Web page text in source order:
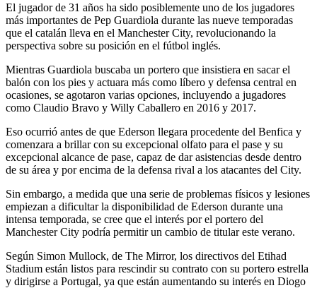
El jugador de 31 años ha sido posiblemente uno de los jugadores
más importantes de Pep Guardiola durante las nueve temporadas
que el catalán lleva en el Manchester City, revolucionando la
perspectiva sobre su posición en el fútbol inglés.
Mientras Guardiola buscaba un portero que insistiera en sacar el
balón con los pies y actuara más como líbero y defensa central en
ocasiones, se agotaron varias opciones, incluyendo a jugadores
como Claudio Bravo y Willy Caballero en 2016 y 2017.
Eso ocurrió antes de que Ederson llegara procedente del Benfica y
comenzara a brillar con su excepcional olfato para el pase y su
excepcional alcance de pase, capaz de dar asistencias desde dentro
de su área y por encima de la defensa rival a los atacantes del City.
Sin embargo, a medida que una serie de problemas físicos y lesiones
empiezan a dificultar la disponibilidad de Ederson durante una
intensa temporada, se cree que el interés por el portero del
Manchester City podría permitir un cambio de titular este verano.
Según Simon Mullock, de The Mirror, los directivos del Etihad
Stadium están listos para rescindir su contrato con su portero estrella
y dirigirse a Portugal, ya que están aumentando su interés en Diogo